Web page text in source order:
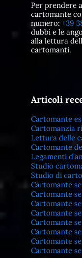
Per prendere
cartomante
numero: +39
dubbi e le
alla lettura
cartomanti.
Articoli
Cartomante
Cartomanzia
Lettura delle
Cartomante
Legamenti
Studio
Studio di
Cartomante
Cartomante
Cartomante
Cartomante
Cartomante
Cartomante
Cartomante
Cartomante